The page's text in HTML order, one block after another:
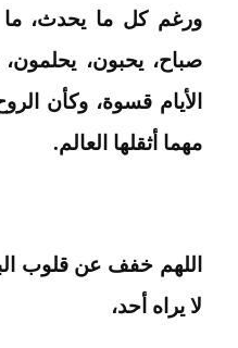
ورغم كل ما يحدث،
صباح، يحبون،
الأيام قسوة، وكأن
مهما أثقلها العالم.
اللهم خفف عن قلوب
لا يراه أحد،